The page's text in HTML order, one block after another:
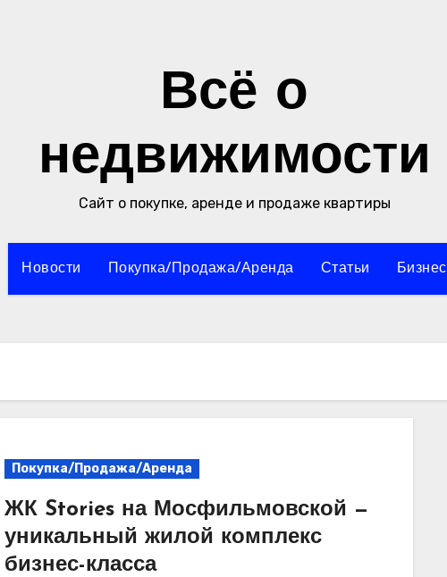
Всё о
недвижимости
Сайт о покупке, аренде и продаже квартиры
Новости Покупка/Продажа/Аренда Статьи Бизнес
Покупка/Продажа/Аренда
ЖК Stories на Мосфильмовской —
уникальный жилой комплекс
бизнес-класса